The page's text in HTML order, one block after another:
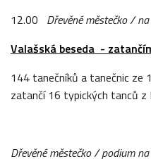
12.00 Dřevěné městečko /
Valašská beseda -
144 tanečníků a tanečnic ze
zatančí 16 typických tanců z
Dřevěné městečko / podium